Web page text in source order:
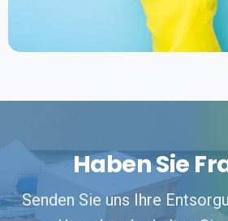
Haben Sie
Senden Sie uns Ihre